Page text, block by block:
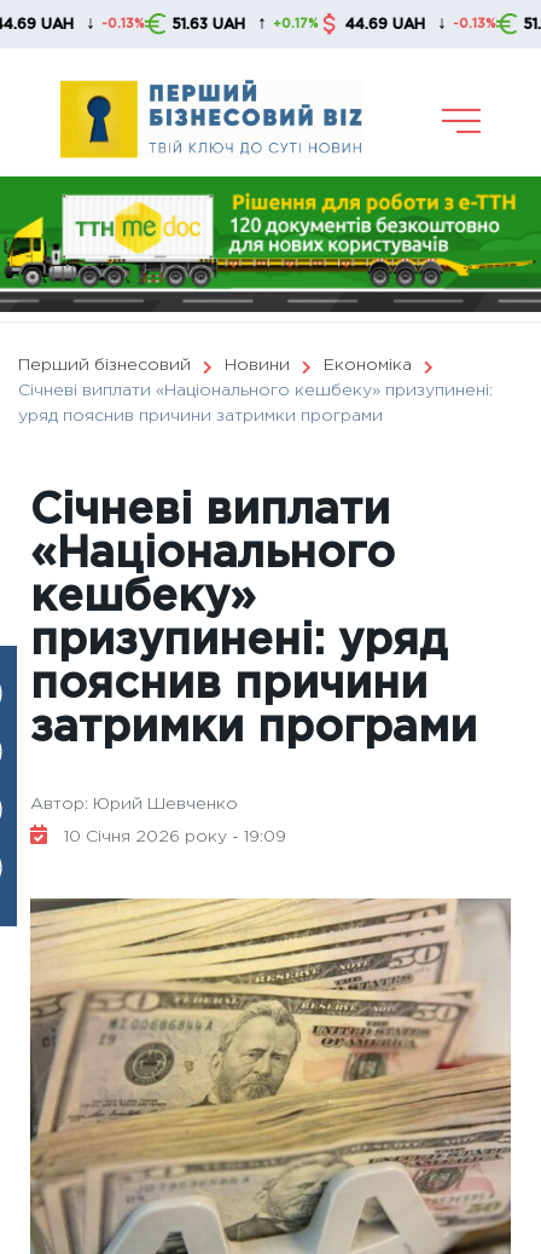
Skip
↓ -0.13% 51.63 UAH ↑ +0.17% 44.69 UAH ↓ -0.13% 51.63 UAH
Перший бізнесовий Новини
Економіка
Січневі виплати «Національного кешбеку» призупинені:
уряд пояснив причини затримки програми
Січневі виплати
«Національного
кешбеку»
призупинені: уряд
пояснив причини
затримки програми
Автор: Юрий Шевченко
10 Січня 2026 року - 19:09